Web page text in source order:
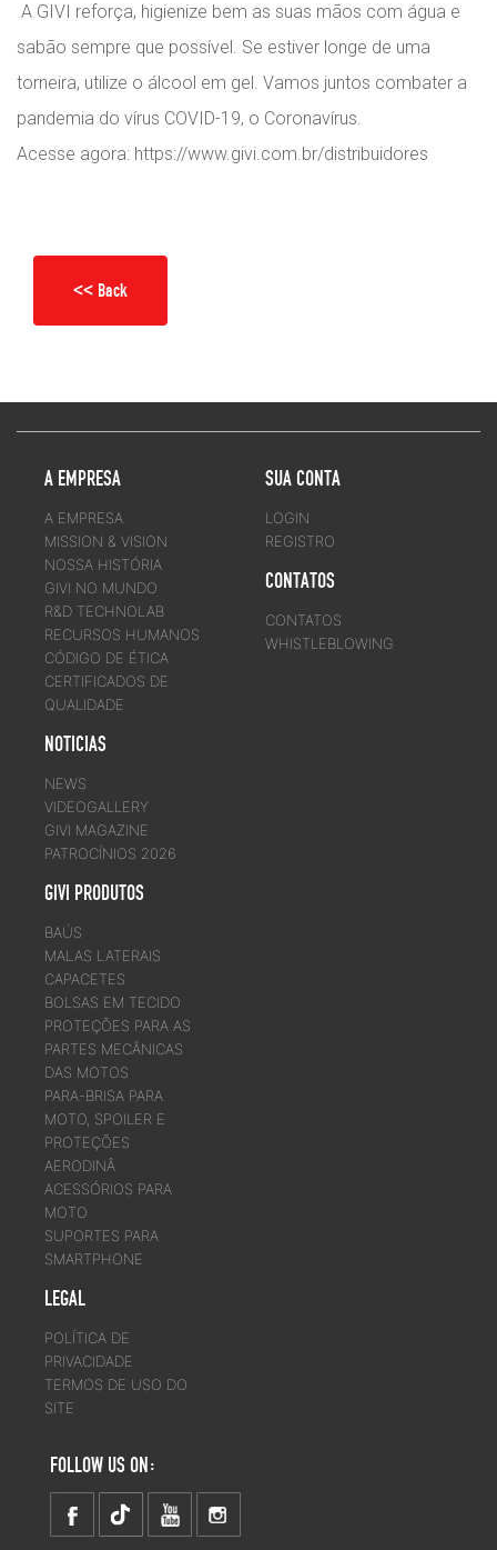
A GIVI reforça, higienize bem as suas mãos com água e
sabão sempre que possível. Se estiver longe de uma
torneira, utilize o álcool em gel. Vamos juntos combater a
pandemia do vírus COVID-19, o Coronavírus.
Acesse agora: https://www.givi.com.br/distribuidores
<< Back
A EMPRESA
A EMPRESA
MISSION & VISION
NOSSA HISTÓRIA
GIVI NO MUNDO
R&D TECHNOLAB
RECURSOS HUMANOS
CÓDIGO DE ÉTICA
CERTIFICADOS DE
QUALIDADE
NOTICIAS
NEWS
VIDEOGALLERY
GIVI MAGAZINE
PATROCÍNIOS 2026
GIVI PRODUTOS
BAÚS
MALAS LATERAIS
CAPACETES
BOLSAS EM TECIDO
PROTEÇÕES PARA AS
PARTES MECÂNICAS
DAS MOTOS
PARA-BRISA PARA
MOTO, SPOILER E
PROTEÇÕES
AERODINÂ
ACESSÓRIOS PARA
MOTO
SUPORTES PARA
SMARTPHONE
LEGAL
POLÍTICA DE
PRIVACIDADE
TERMOS DE USO DO
SITE
SUA CONTA
LOGIN
REGISTRO
CONTATOS
CONTATOS
WHISTLEBLOWING
FOLLOW US ON: